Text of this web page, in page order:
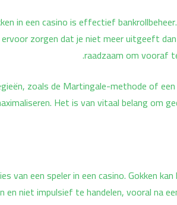
in een casino is effectief
zorgen dat je niet meer uitgeeft
raadzaam om vooraf
zoals de Martingale-methode of
Het is van vitaal belang om
van een speler in een casino. Gokken
niet impulsief te handelen, vooral na